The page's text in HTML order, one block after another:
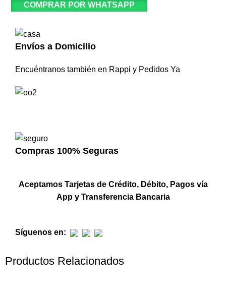
COMPRAR POR WHATSAPP
Envíos a Domicilio
Encuéntranos también en Rappi y Pedidos Ya
Compras 100% Seguras
Aceptamos Tarjetas de Crédito, Débito, Pagos vía
App y Transferencia Bancaria
Síguenos en:
Productos Relacionados